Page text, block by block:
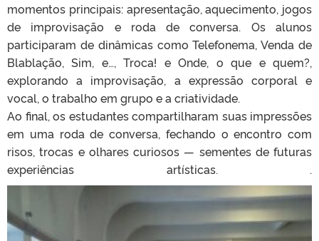
momentos principais: apresentação, aquecimento, jogos
de improvisação e roda de conversa. Os alunos
participaram de dinâmicas como Telefonema, Venda de
Blablação, Sim, e…, Troca! e Onde, o que e quem?,
explorando a improvisação, a expressão corporal e
vocal, o trabalho em grupo e a criatividade.
Ao final, os estudantes compartilharam suas impressões
em uma roda de conversa, fechando o encontro com
risos, trocas e olhares curiosos — sementes de futuras
experiências artísticas. .